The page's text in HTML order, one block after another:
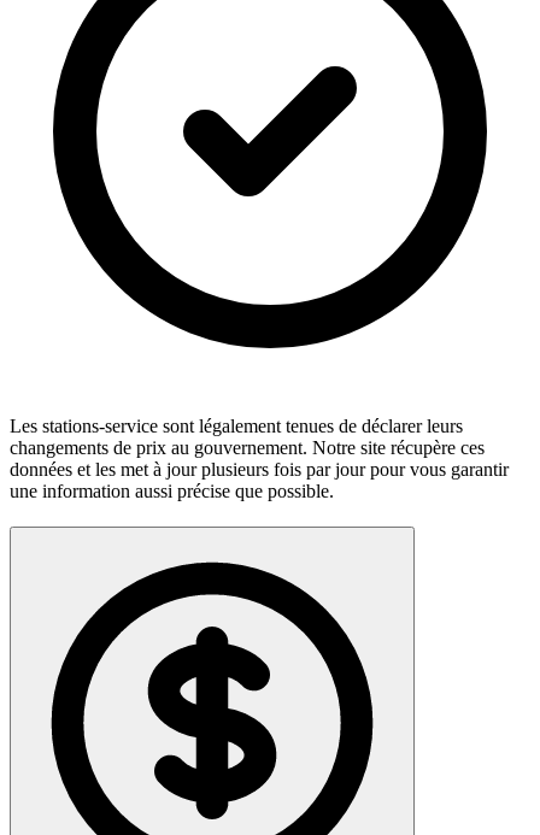
Les stations-service sont légalement tenues de déclarer leurs
changements de prix au gouvernement. Notre site récupère ces
données et les met à jour plusieurs fois par jour pour vous garantir
une information aussi précise que possible.